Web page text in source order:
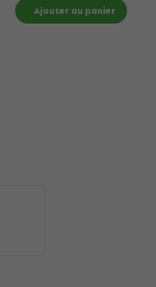
Documents Tableau des
Ajouter au panier